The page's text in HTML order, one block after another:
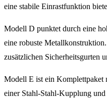
eine stabile Einrastfunktion
Modell D punktet durch eine
eine robuste
zusätzlichen Sicherheitsgurten
Modell E ist ein Komplettpaket
einer Stahl-Stahl-Kupplung